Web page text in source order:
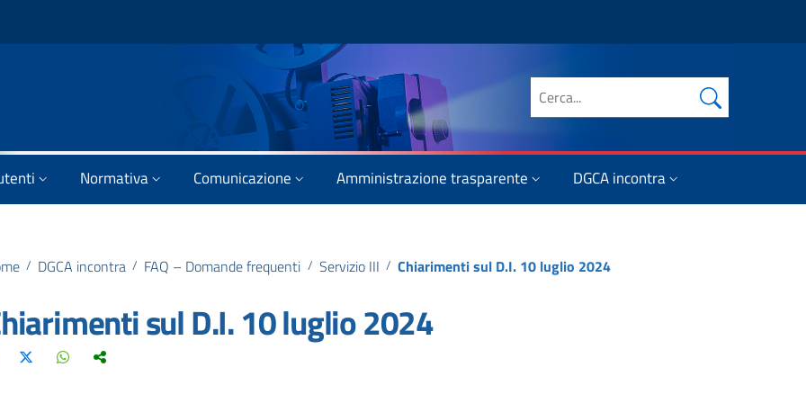
Cerca nel sito
Normativa Comunicazione Amministrazione trasparente DGCA incontra
/ DGCA incontra / FAQ – Domande frequenti / Servizio III / Chiarimenti sul D.I. 10 luglio 2024
sul D.I. 10 luglio 2024